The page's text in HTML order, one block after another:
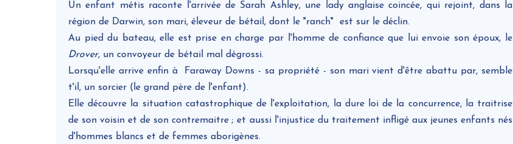
Un enfant métis raconte l'arrivée de Sarah Ashley, une lady anglaise coincée, qui rejoint, dans la
région de Darwin, son mari, éleveur de bétail, dont le "ranch" est sur le déclin.
Au pied du bateau, elle est prise en charge par l'homme de confiance que lui envoie son époux, le
Drover, un convoyeur de bétail mal dégrossi.
Lorsqu'elle arrive enfin à Faraway Downs - sa propriété - son mari vient d'être abattu par, semble
t'il, un sorcier (le grand père de l'enfant).
Elle découvre la situation catastrophique de l'exploitation, la dure loi de la concurrence, la traitrise
de son voisin et de son contremaitre ; et aussi l'injustice du traitement infligé aux jeunes enfants nés
d'hommes blancs et de femmes aborigènes.